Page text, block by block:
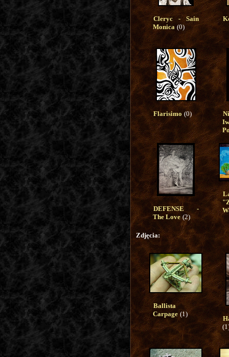
Cleryc - Sain
Monica (0)
Flarisimo (0)
DEFENSE -
The Love(2)
Zdjęcia:
Ballista
Carpage(1)